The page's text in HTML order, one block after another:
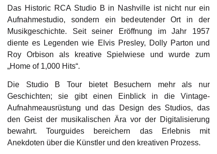
Das Historic RCA Studio B in Nashville ist nicht nur ein
Aufnahmestudio, sondern ein bedeutender Ort in der
Musikgeschichte. Seit seiner Eröffnung im Jahr 1957
diente es Legenden wie Elvis Presley, Dolly Parton und
Roy Orbison als kreative Spielwiese und wurde zum
„Home of 1,000 Hits“.
Die Studio B Tour bietet Besuchern mehr als nur
Geschichten; sie gibt einen Einblick in die Vintage-
Aufnahmeausrüstung und das Design des Studios, das
den Geist der musikalischen Ära vor der Digitalisierung
bewahrt. Tourguides bereichern das Erlebnis mit
Anekdoten über die Künstler und den kreativen Prozess.